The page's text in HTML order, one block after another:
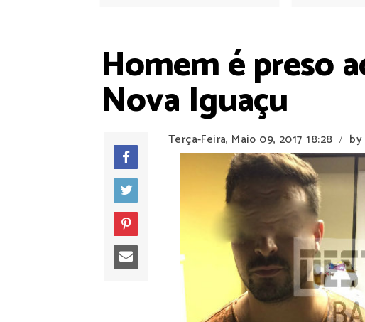
Homem é preso
Nova Iguaçu
Terça-Feira, Maio 09, 2017 18:28 / by